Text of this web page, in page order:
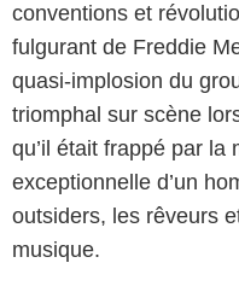
conventions et
fulgurant de Freddie
quasi-implosion du
triomphal sur scène
qu’il était frappé par la
exceptionnelle d’un
outsiders, les rêveurs
musique.